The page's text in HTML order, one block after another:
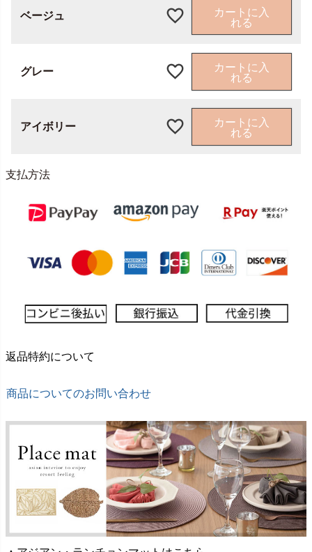
ベージュ
カートに入
れる
グレー
カートに入
れる
アイボリー
カートに入
れる
支払方法
返品特約について
商品についてのお問い合わせ